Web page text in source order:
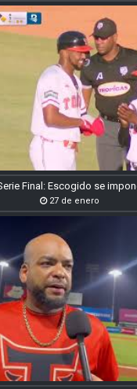
Final: Escogido se
27 de enero